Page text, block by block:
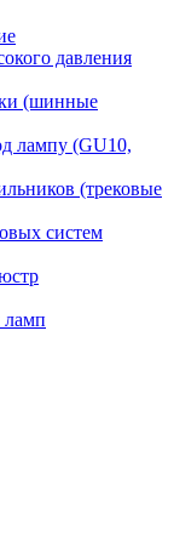
давления
(шинные
лампу (GU10,
(трековые
систем
ламп